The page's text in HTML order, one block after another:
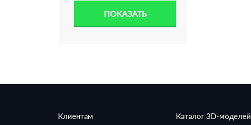
Клиентам Каталог 3D-моделей